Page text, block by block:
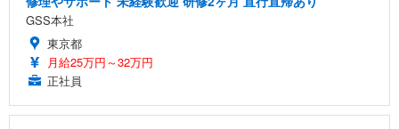
GSS本社
東京都
月給25万円～32万円
正社員